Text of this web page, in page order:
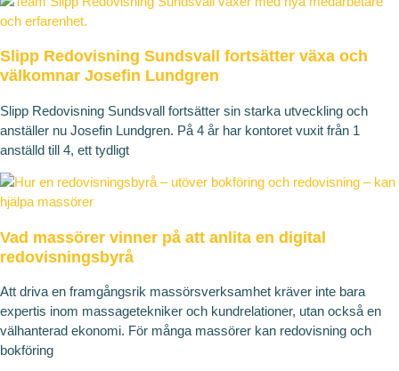
Slipp Redovisning Sundsvall fortsätter växa och
välkomnar Josefin Lundgren
Slipp Redovisning Sundsvall fortsätter sin starka utveckling och
anställer nu Josefin Lundgren. På 4 år har kontoret vuxit från 1
anställd till 4, ett tydligt
Vad massörer vinner på att anlita en digital
redovisningsbyrå
Att driva en framgångsrik massörsverksamhet kräver inte bara
expertis inom massagetekniker och kundrelationer, utan också en
välhanterad ekonomi. För många massörer kan redovisning och
bokföring